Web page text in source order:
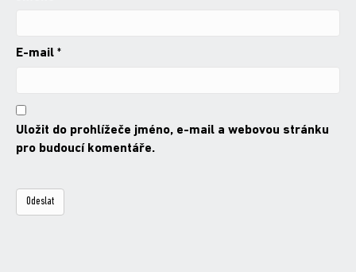
E-mail *
Uložit do prohlížeče jméno, e-mail a webovou stránku
pro budoucí komentáře.